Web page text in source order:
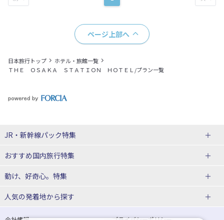
ページ上部へ
日本旅行トップ
ホテル・旅館一覧
ＴＨＥ ＯＳＡＫＡ ＳＴＡＴＩＯＮ ＨＯＴＥＬ/プラン一覧
JR・新幹線パック特集
tabiwaスペシャル
日帰りTrip
おすすめ国内旅行特集
ユニバーサル・スタジオ・ジャパンへの旅
贅沢時間
大阪
動け、好奇心。特集
西の日キャンペーン
こだわり企画 鉄道 京都 美酒旅 祭り花火 期間限定イベント
人気の発着地から探す
関西→金沢旅 関西→広島旅